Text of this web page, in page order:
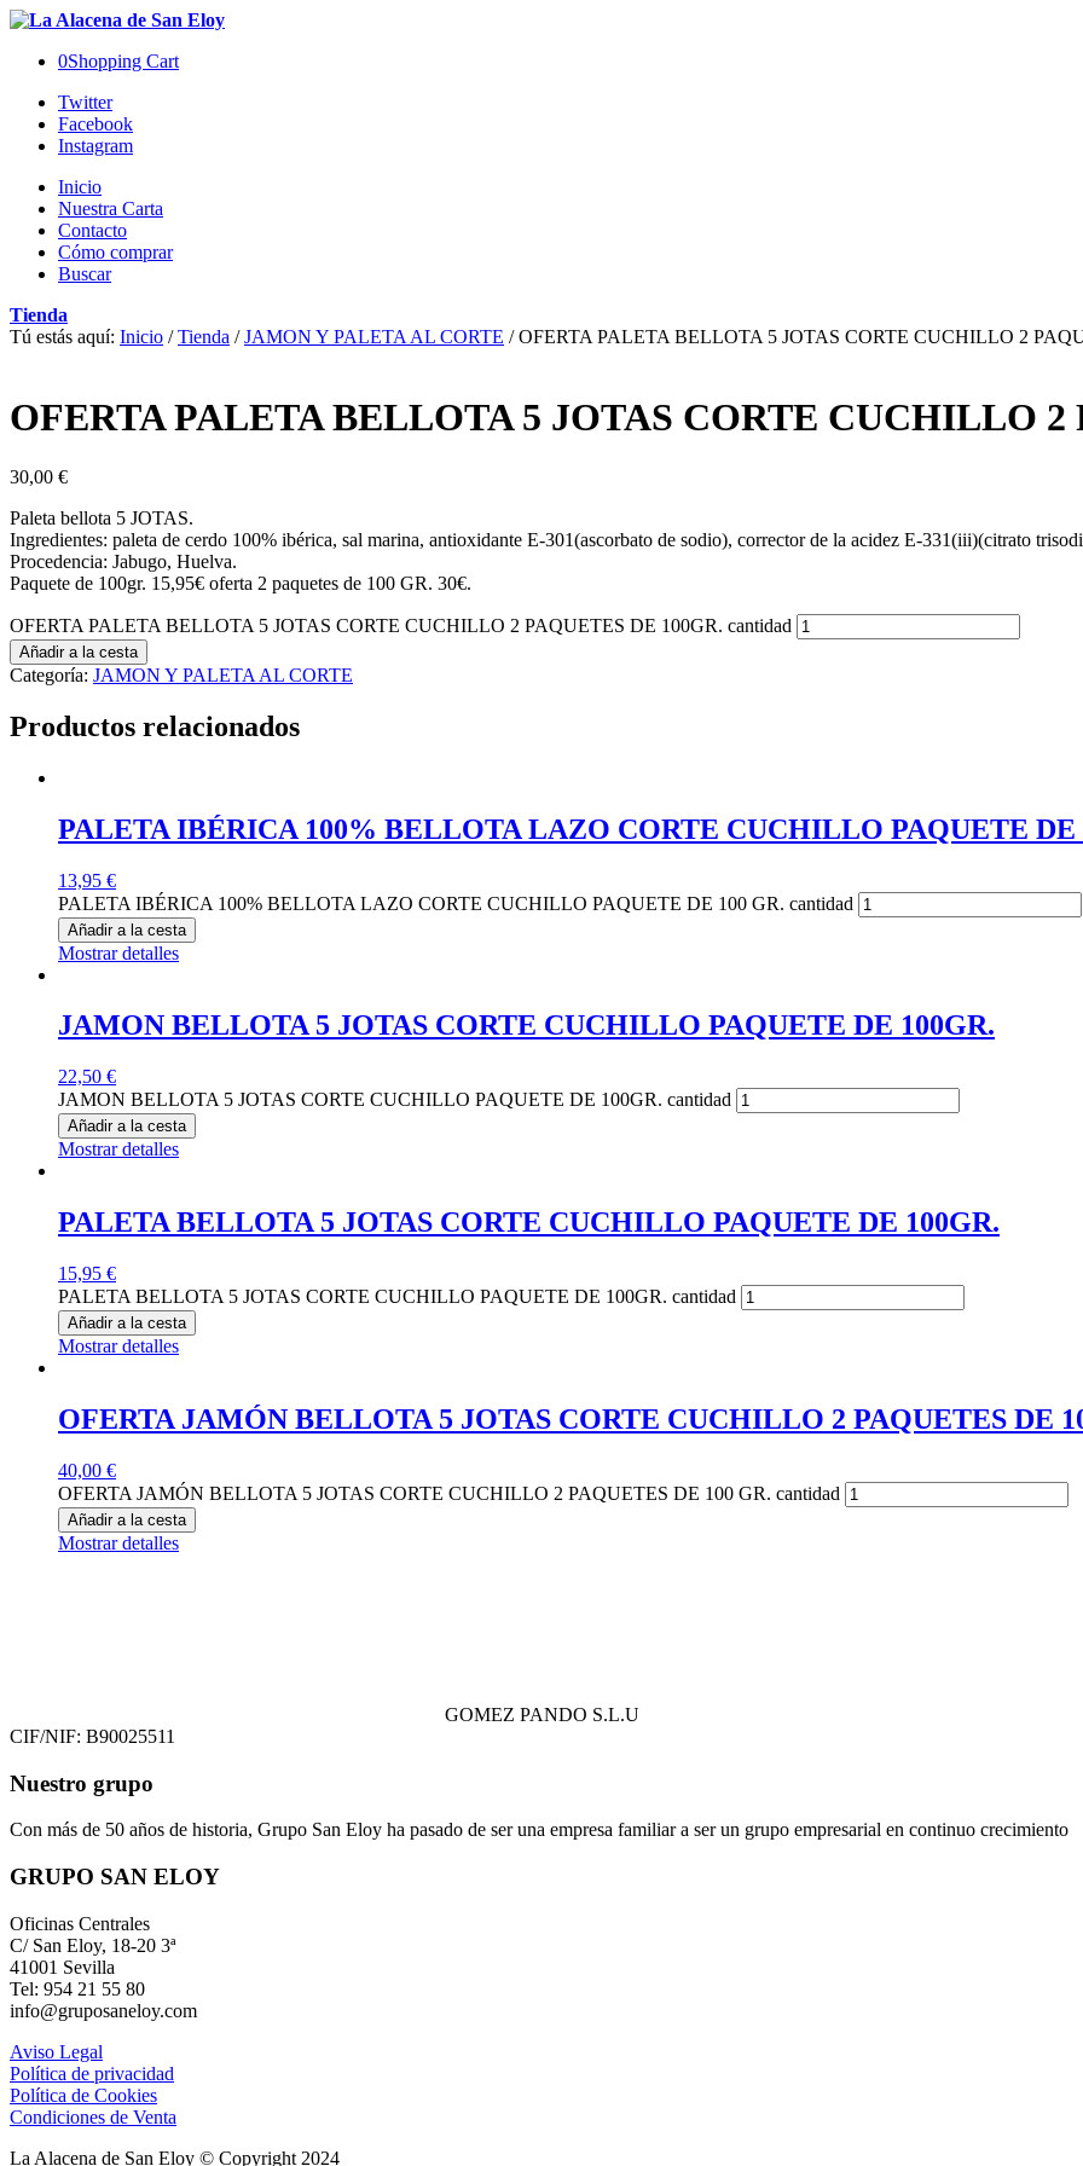
0Shopping Cart
Twitter
Facebook
Instagram
Inicio
Nuestra Carta
Contacto
Cómo comprar
Buscar
Tienda
Tú estás aquí: Inicio / Tienda / JAMON Y PALETA AL CORTE / OFERTA PALETA BELLOTA 5 JOTAS CORTE CUCHILLO 2
OFERTA PALETA BELLOTA 5 JOTAS CORTE CUCHILLO 2
30,00 €
Paleta bellota 5 JOTAS.
Ingredientes: paleta de cerdo 100% ibérica, sal marina, antioxidante E-301(ascorbato de sodio), corrector de la acidez E-331(iii)(citrato
Procedencia: Jabugo, Huelva.
Paquete de 100gr. 15,95€ oferta 2 paquetes de 100 GR. 30€.
OFERTA PALETA BELLOTA 5 JOTAS CORTE CUCHILLO 2 PAQUETES DE 100GR. cantidad
Añadir a la cesta
Categoría: JAMON Y PALETA AL CORTE
Productos relacionados
PALETA IBÉRICA 100% BELLOTA LAZO CORTE CUCHILLO PAQUETE DE
13,95 €
PALETA IBÉRICA 100% BELLOTA LAZO CORTE CUCHILLO PAQUETE DE 100 GR. cantidad
Añadir a la cesta
Mostrar detalles
JAMON BELLOTA 5 JOTAS CORTE CUCHILLO PAQUETE DE 100GR.
22,50 €
JAMON BELLOTA 5 JOTAS CORTE CUCHILLO PAQUETE DE 100GR. cantidad
Añadir a la cesta
Mostrar detalles
PALETA BELLOTA 5 JOTAS CORTE CUCHILLO PAQUETE DE 100GR.
15,95 €
PALETA BELLOTA 5 JOTAS CORTE CUCHILLO PAQUETE DE 100GR. cantidad
Añadir a la cesta
Mostrar detalles
OFERTA JAMÓN BELLOTA 5 JOTAS CORTE CUCHILLO 2 PAQUETES DE
40,00 €
OFERTA JAMÓN BELLOTA 5 JOTAS CORTE CUCHILLO 2 PAQUETES DE 100 GR. cantidad
Añadir a la cesta
Mostrar detalles
GOMEZ PANDO S.L.U
CIF/NIF: B90025511
Nuestro grupo
Con más de 50 años de historia, Grupo San Eloy ha pasado de ser una empresa familiar a ser un grupo empresarial en continuo crecimiento
GRUPO SAN ELOY
Oficinas Centrales
C/ San Eloy, 18-20 3ª
41001 Sevilla
Tel: 954 21 55 80
info@gruposaneloy.com
Aviso Legal
Política de privacidad
Política de Cookies
Condiciones de Venta
La Alacena de San Eloy © Copyright 2024